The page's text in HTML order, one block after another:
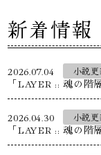
新着情報
2026.07.04 小説
「LAYER :: 魂の階
2026.04.30 小説
「LAYER :: 魂の階